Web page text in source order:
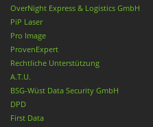
OverNight Express & Logistics GmbH
PiP Laser
Pro Image
ProvenExpert
Rechtliche Unterstützung
A.T.U.
BSG-Wüst Data Security GmbH
DPD
First Data